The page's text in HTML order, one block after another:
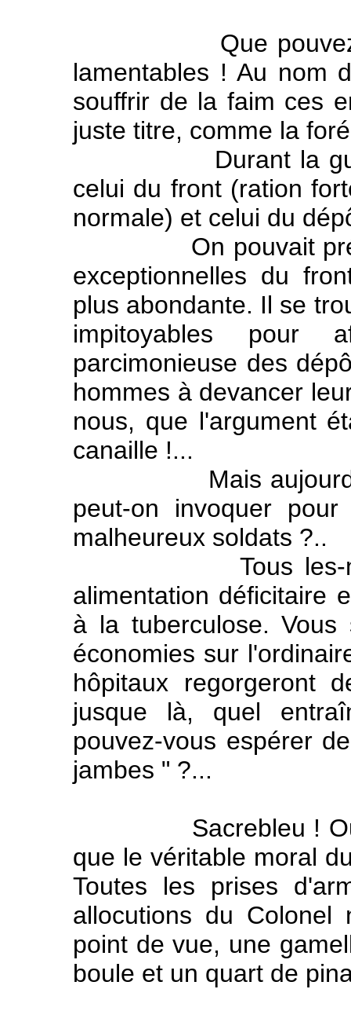
Que pouvez-
lamentables ! Au nom
souffrir de la faim ces
juste titre, comme la
Durant la guerre,
celui du front (ration
normale) et celui du
On pouvait
exceptionnelles du
plus abondante. Il se
impitoyables pour
parcimonieuse des
hommes à devancer
nous, que l'argument
canaille !...
Mais
peut-on invoquer
malheureux soldats ?..
Tous les-
alimentation déficitaire
à la tuberculose.
économies sur
hôpitaux regorgeront
jusque là, quel
pouvez-vous espérer
jambes " ?...
Sacrebleu !
que le véritable moral
Toutes les prises
allocutions du Colonel
point de vue, une
boule et un quart de